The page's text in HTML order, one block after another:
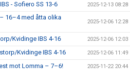
- Sofiero SS 13-6 2025-12-13 08:28
16–4 med åtta olika
2025-12-06 12:28
Kvidinge IBS 4-16 2025-12-06 12:03
Kvidinge IBS 4-16 2025-12-06 11:49
mot Lomma – 7–6! 2025-11-22 20:44